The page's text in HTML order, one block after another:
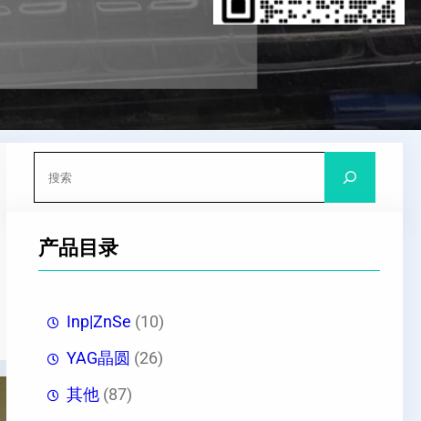
产品目录
Inp|ZnSe (10)
YAG晶圆 (26)
其他 (87)